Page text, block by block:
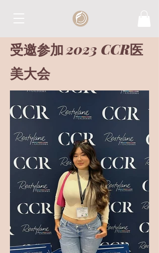
受邀参加2023 CCR医
美大会